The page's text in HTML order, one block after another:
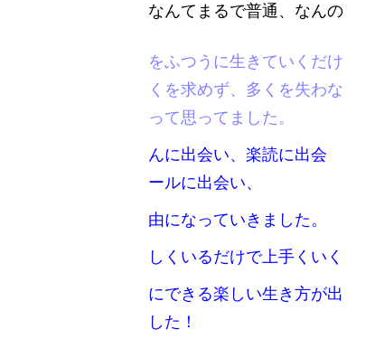
それまでは、自分なんてまるで普通、なんの
ただ、普通の人生をふつうに生きていくだけ
なんだ、、、と多くを求めず、多くを失わな
ければそれでいいって思ってました。
そんなときに鴨さんに出会い、楽読に出会
い、リターンスクールに出会い、
どんどん自分に自由になっていきました。
いろんなことに楽しくいるだけで上手くいく
思ったことを自由にできる楽しい生き方が出
来るようになりました！